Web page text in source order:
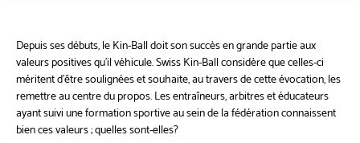
Depuis ses débuts, le Kin-Ball doit son succès en grande partie aux
valeurs positives qu'il véhicule. Swiss Kin-Ball considère que celles-ci
méritent d’être soulignées et souhaite, au travers de cette évocation, les
remettre au centre du propos. Les entraîneurs, arbitres et éducateurs
ayant suivi une formation sportive au sein de la fédération connaissent
bien ces valeurs ; quelles sont-elles?